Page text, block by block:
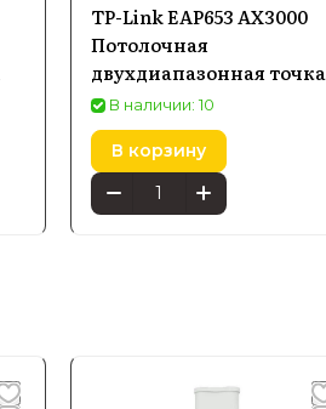
TP-Link EAP653 AX3000
Потолочная
двухдиапазонная точка
доступа Wi-Fi 6
В наличии: 10
В корзину